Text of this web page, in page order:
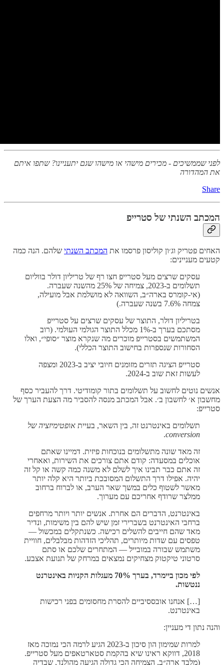
לפני שממשיכים - מכירים מישהי או מישהו שגם יתעניינו? שתפו איתם
את המהדורה
Share
המכתב השנתי של סטרייפ
האחים פטריק וג׳ון קוליסון פרסמו את המכתב השנתי שלהם. הנה כמה
קטעים מעניינים:
עסקים שרצים מעל סטרייפ חצו רף של טריליון דולר בווליום
תשלומים ב-2023, צמיחה של 25% מהשנה שעברה.
(אי-קומרס בארה״ב, השוואה לא מושלמת אבל מועילה,
צמחה 7.6% בשנה שעברה.)
בטריליון דולר, התוצר של עסקים שרצים על סטרייפ
מסתכם בערך ב-1% מכלל התוצר הגולמי העולמי. (רוב
המשתמשים בסטרייפ מוכרים מה שנקרא מוצר ״סופי״, ואלו
הסחורות שנספרות בחישוב התוצר הכללי).
סטרייפ הציגה תזרים מזומנים חיובי יציב ב-2023 ומצפה
לעשות זאת שוב ב-2024.
אנשים נוטים לחשוב על תשלומים בתור קומודיטי. דרך להעביר כסף
מחשבון א׳ לחשבון ב׳. אבל המכתב מנסה להסביר מה הצעת הערך של
סטרייפ:
תשלומים באינטרנט זה, בין השאר, בעיית אופטימיזציה של
conversion
.
זה מאד שונה מתשלומים בנוכחות פיזית. דמיינו שאתם
אוכלים במסעדה: קודם אתם צורכים את השירות, ואאחרי
זה אתם כבר תבינו איך לשלם לא משנה כמה קשה או קל זה
יהיה. אפילו דרך התשלום המסובכת ביותר היא קלה יותר
מאשר לשטוף כלים במשך שאר הערב, או לברוח ברחוב
ממלצר שרודף אחריכם עם מערוך.
באינטרנט, הדברים הם אחרת. אנשים יותר ויותר מרחפים
ברחבי האינטרנט בשברירי זמן שיש להם בין משימות, ונדיר
מאד שהם חייבים להשלים רכישה. כשנתקלים במכשול —
טפסים עם שדות מיותרים, תהליכי הזדהות מבלבלים, חוויית
משתמש שבורה במובייל — המתחרים שלכם או סתם
סרטוני טיקטוק מצחיקים נמצאים במרחק של תנועת אצבע.
לפי מכון ביימרד, בערך 70% מעגלות הקניות באינטרנט
ננטשות.
[…] אנחנו אובססיביים להסרת מחסומים בפני רכישות
באינטרנט.
והנה נתון די מעניין:
למרות שמימון הון סיכון ב-2023 הגיע לרמה הכי נמוכה מאז
2018, דווקא ראינו שיא בהקמת סטארטאפים מעל סטרייפ.
(מלבד ארה״ב, הצמיחה הכי גדולה הגיעה מהולנד, שבדיה